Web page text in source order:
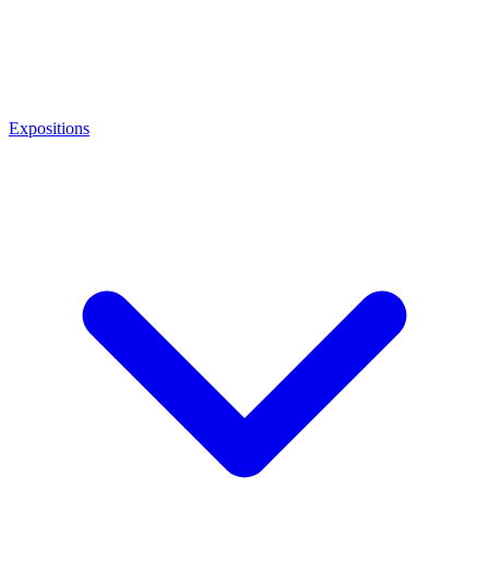
Expositions